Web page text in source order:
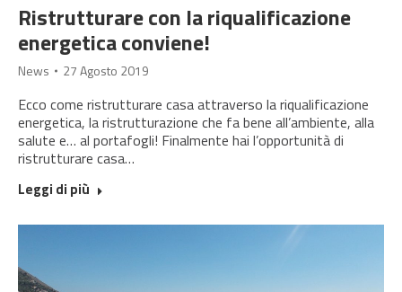
Ristrutturare con la riqualificazione
energetica conviene!
News 27 Agosto 2019
Ecco come ristrutturare casa attraverso la riqualificazione
energetica, la ristrutturazione che fa bene all’ambiente, alla
salute e… al portafogli! Finalmente hai l’opportunità di
ristrutturare casa…
Leggi di più